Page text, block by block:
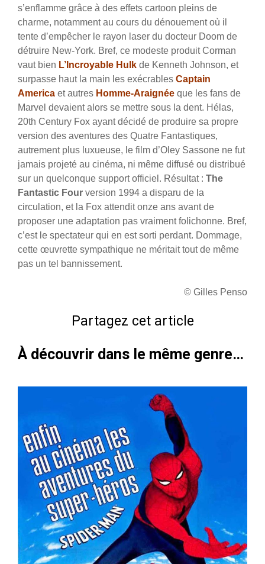
s’enflamme grâce à des effets cartoon pleins de
charme, notamment au cours du dénouement où il
tente d’empêcher le rayon laser du docteur Doom de
détruire New-York. Bref, ce modeste produit Corman
vaut bien L’Incroyable Hulk de Kenneth Johnson, et
surpasse haut la main les exécrables Captain
America et autres Homme-Araignée que les fans de
Marvel devaient alors se mettre sous la dent. Hélas,
20th Century Fox ayant décidé de produire sa propre
version des aventures des Quatre Fantastiques,
autrement plus luxueuse, le film d’Oley Sassone ne fut
jamais projeté au cinéma, ni même diffusé ou distribué
sur un quelconque support officiel. Résultat : The
Fantastic Four version 1994 a disparu de la
circulation, et la Fox attendit onze ans avant de
proposer une adaptation pas vraiment folichonne. Bref,
c’est le spectateur qui en est sorti perdant. Dommage,
cette œuvrette sympathique ne méritait tout de même
pas un tel bannissement.
© Gilles Penso
Partagez cet article
À découvrir dans le même genre…